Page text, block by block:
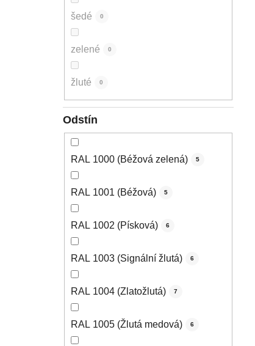
šedé 0
zelené 0
žluté 0
Odstín
RAL 1000 (Béžová zelená) 5
RAL 1001 (Béžová) 5
RAL 1002 (Písková) 6
RAL 1003 (Signální žlutá) 6
RAL 1004 (Zlatožlutá) 7
RAL 1005 (Žlutá medová) 6